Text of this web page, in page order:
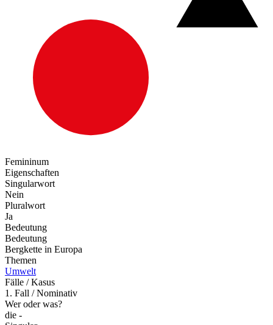
Femininum
Eigenschaften
Singularwort
Nein
Pluralwort
Ja
Bedeutung
Bedeutung
Bergkette in Europa
Themen
Umwelt
Fälle / Kasus
1. Fall / Nominativ
Wer oder was?
die -